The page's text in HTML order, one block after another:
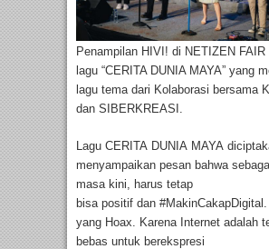
Penampilan HIVI! di NETIZEN
lagu “CERITA DUNIA MAYA” yang
lagu tema dari Kolaborasi bersama
dan SIBERKREASI.
Lagu CERITA DUNIA MAYA
menyampaikan pesan bahwa
masa kini, harus tetap
bisa positif dan
yang Hoax. Karena Internet adalah
bebas untuk berekspresi